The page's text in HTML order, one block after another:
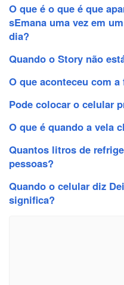
O que é o que é que
sEmana uma vez em
dia?
Quando o Story não
O que aconteceu com
Pode colocar o celular
O que é quando a vela
Quantos litros de
pessoas?
Quando o celular diz
significa?